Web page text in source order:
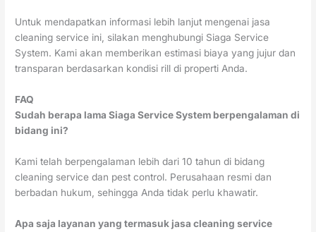
Untuk mendapatkan informasi lebih lanjut mengenai jasa
cleaning service ini, silakan menghubungi Siaga Service
System. Kami akan memberikan estimasi biaya yang jujur dan
transparan berdasarkan kondisi rill di properti Anda.
FAQ
Sudah berapa lama Siaga Service System berpengalaman di
bidang ini?
Kami telah berpengalaman lebih dari 10 tahun di bidang
cleaning service dan pest control. Perusahaan resmi dan
berbadan hukum, sehingga Anda tidak perlu khawatir.
Apa saja layanan yang termasuk jasa cleaning service